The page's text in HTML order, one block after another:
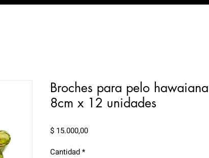
Broches para pelo hawaiana
8cm x 12 unidades
$ 15.000,00Precio
Cantidad*